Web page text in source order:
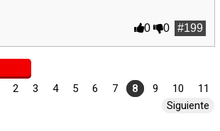
#199
0 0
2 3 4 5 6 7 8 9 10
11
Siguiente